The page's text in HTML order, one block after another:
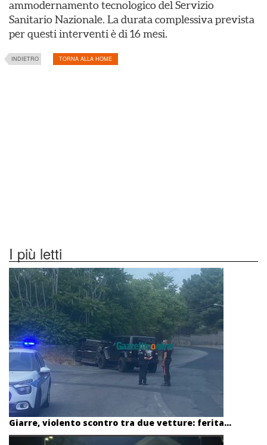
ammodernamento tecnologico del Servizio
Sanitario Nazionale. La durata complessiva prevista
per questi interventi è di 16 mesi.
INDIETRO TORNA ALLA HOME
I più letti
Giarre, violento scontro tra due vetture: ferita...